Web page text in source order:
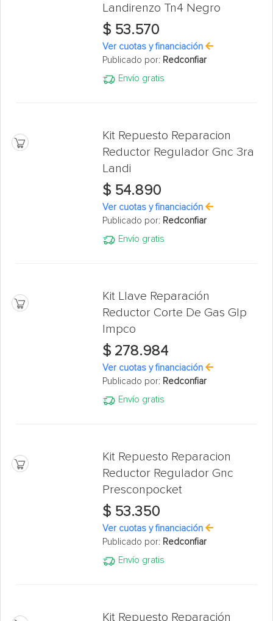
Landirenzo Tn4 Negro
$ 53.570
Ver cuotas y financiación
Publicado por: Redconfiar
Envío gratis
Kit Repuesto Reparacion
Reductor Regulador Gnc 3ra
Landi
$ 54.890
Ver cuotas y financiación
Publicado por: Redconfiar
Envío gratis
Kit Llave Reparación
Reductor Corte De Gas Glp
Impco
$ 278.984
Ver cuotas y financiación
Publicado por: Redconfiar
Envío gratis
Kit Repuesto Reparacion
Reductor Regulador Gnc
Presconpocket
$ 53.350
Ver cuotas y financiación
Publicado por: Redconfiar
Envío gratis
Kit Repuesto Reparación